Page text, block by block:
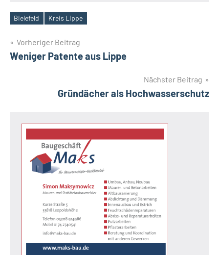
Schlagwörter
Bielefeld Kreis Lippe
Beitragsnavigation
Vorheriger Beitrag
Weniger Patente aus Lippe
Nächster Beitrag
Gründächer als Hochwasserschutz